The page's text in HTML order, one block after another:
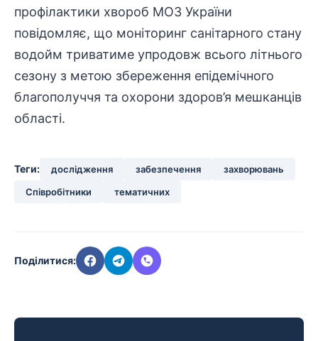
профілактики хвороб МОЗ України
повідомляє, що моніторинг санітарного стану
водойм триватиме упродовж всього літнього
сезону з метою збереження епідемічного
благополуччя та охорони здоров’я мешканців
області.
Теги: дослідження забезпечення
захворювань
Співробітники
тематичних
Поділитися: